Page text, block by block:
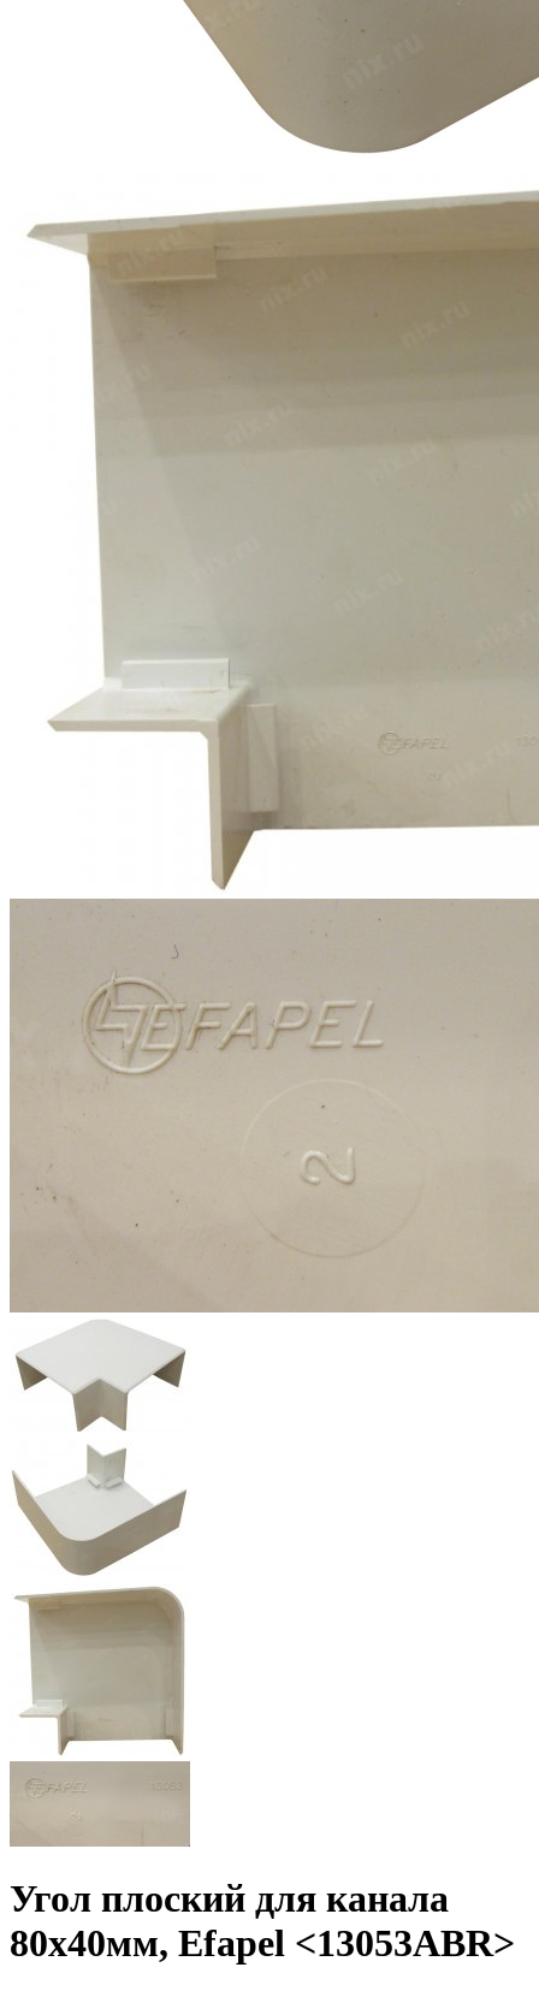
Угол плоский для канала
80х40мм, Efapel <13053ABR>